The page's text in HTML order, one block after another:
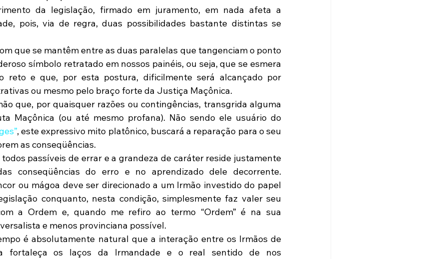
da legislação, firmado em juramento, em nada afeta a
pois, via de regra, duas possibilidades bastante distintas se
que se mantêm entre as duas paralelas que tangenciam o ponto
símbolo retratado em nossos painéis, ou seja, que se esmera
reto e que, por esta postura, dificilmente será alcançado por
ou mesmo pelo braço forte da Justiça Maçônica.
que, por quaisquer razões ou contingências, transgrida alguma
Maçônica (ou até mesmo profana). Não sendo ele usuário do
, este expressivo mito platônico, buscará a reparação para o seu
as conseqüências.
passíveis de errar e a grandeza de caráter reside justamente
conseqüências do erro e no aprendizado dele decorrente.
ou mágoa deve ser direcionado a um Irmão investido do papel
conquanto, nesta condição, simplesmente faz valer seu
a Ordem e, quando me refiro ao termo “Ordem” é na sua
e menos provinciana possível.
é absolutamente natural que a interação entre os Irmãos de
fortaleça os laços da Irmandade e o real sentido de nos